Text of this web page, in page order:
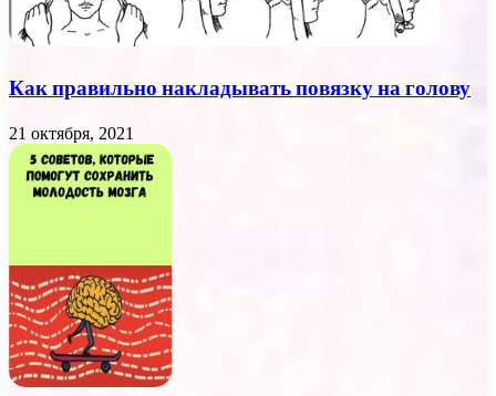
Как правильно накладывать повязку на голову
21 октября, 2021